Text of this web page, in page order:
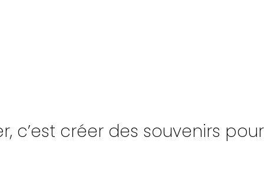
c’est créer des souvenirs